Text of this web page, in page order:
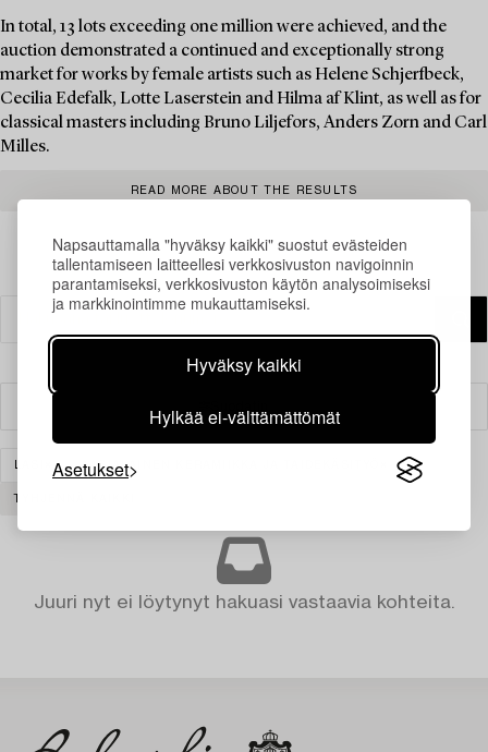
Napsauttamalla "hyväksy kaikki" suostut evästeiden
tallentamiseen laitteellesi verkkosivuston navigoinnin
parantamiseksi, verkkosivuston käytön analysoimiseksi
ja markkinointimme mukauttamiseksi.
Hyväksy kaikki
Hylkää ei-välttämättömät
Asetukset
In total, 13 lots exceeding one million were achieved, and the
auction demonstrated a continued and exceptionally strong
market for works by female artists such as Helene Schjerfbeck,
Cecilia Edefalk, Lotte Laserstein and Hilma af Klint, as well as for
classical masters including Bruno Liljefors, Anders Zorn and Carl
Milles.
READ MORE ABOUT THE RESULTS
AASIALAINEN KERAMIIKKA JA TAIDEKÄSITYÖ
Juuri nyt ei löytynyt hakuasi vastaavia kohteita.